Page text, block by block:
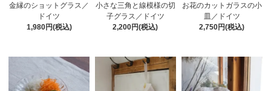
金縁のショットグラス／
ドイツ
1,980円(税込)
小さな三角と線模様の切
子グラス／ドイツ
2,200円(税込)
お花のカットガラスの小
皿／ドイツ
2,750円(税込)